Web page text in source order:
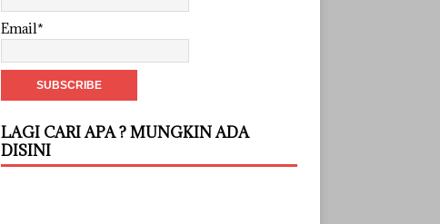
Email*
LAGI CARI APA ? MUNGKIN ADA
DISINI